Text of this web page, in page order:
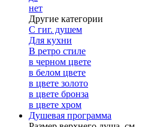
нет
Другие категории
С гиг. душем
Для кухни
В ретро стиле
в черном цвете
в белом цвете
в цвете золото
в цвете бронза
в цвете хром
Душевая программа